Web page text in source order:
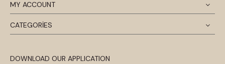
MY ACCOUNT
CATEGORİES
DOWNLOAD OUR APPLICATION